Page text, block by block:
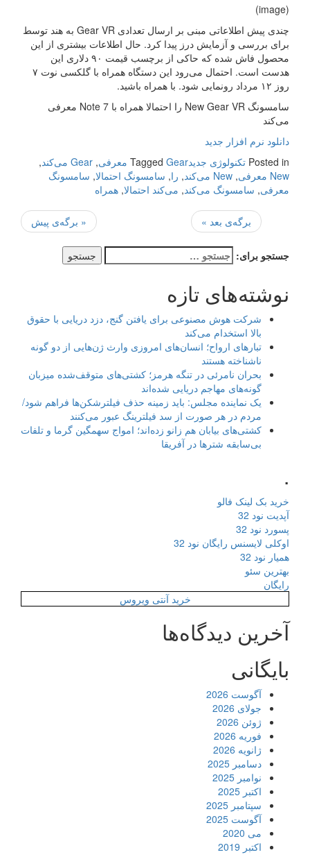
(image)
چندی پیش اطلاعاتی مبنی بر ارسال تعدادی Gear VR به هند توسط
برای بررسی و آزمایش درز پیدا کرد. حال اطلاعات بیشتری از این
محصول فاش شده که حاکی از برچسب قیمت ۹۰ دلاری این
هدست است. احتمال می‌رود این دستگاه همراه با گلکسی نوت ۷
روز ۱۲ مرداد رونمایی شود. با همراه باشید.
سامسونگ New Gear VR را احتمالا همراه با Note 7 معرفی
می‌کند
دانلود نرم افزار جدید
Posted in تکنولوژی جدید Tagged Gear معرفی , Gear می‌کند
,
New معرفی
, New می‌کند , را, سامسونگ احتمالا, سامسونگ
معرفی, سامسونگ می‌کند, می‌کند احتمالا, همراه
« برگه‌ی پیش برگه‌ی بعد »
جستجو برای:
نوشته‌های تازه
شرکت هوش مصنوعی برای یافتن گنج، دزد دریایی با حقوق
بالا استخدام می‌کند
تبارهای ارواح؛ انسان‌های امروزی وارث ژن‌هایی از دو گونه
ناشناخته هستند
بحران نامرئی در تنگه هرمز؛ کشتی‌های متوقف‌شده میزبان
گونه‌های مهاجم دریایی شده‌اند
یک نماینده مجلس: باید زمینه حذف فیلترشکن‌ها فراهم شود/
مردم در هر صورت از سد فیلترینگ عبور می‌کنند
کشتی‌های بیابان هم زانو زده‌اند؛ امواج سهمگین گرما و تلفات
بی‌سابقه شترها در آفریقا
.
خرید بک لینک فالو
آپدیت نود 32
پسورد نود 32
اوکلی لایسنس رایگان نود 32
همیار نود 32
بهترین سئو
رایگان
خرید آنتی ویروس
آخرین دیدگاه‌ها
بایگانی
آگوست 2026
جولای 2026
ژوئن 2026
فوریه 2026
ژانویه 2026
دسامبر 2025
نوامبر 2025
اکتبر 2025
سپتامبر 2025
آگوست 2025
می 2020
اکتبر 2019